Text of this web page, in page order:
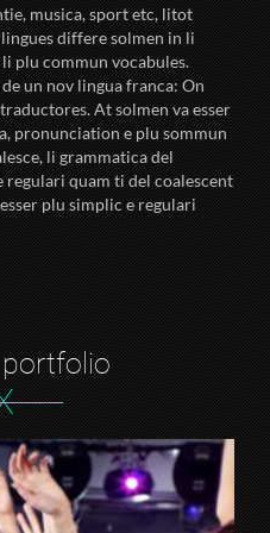
musica, sport etc, litot
differe solmen in li
plu commun vocabules.
un nov lingua franca: On
At solmen va esser
pronunciation e plu sommun
li grammatica del
quam ti del coalescent
plu simplic e regulari